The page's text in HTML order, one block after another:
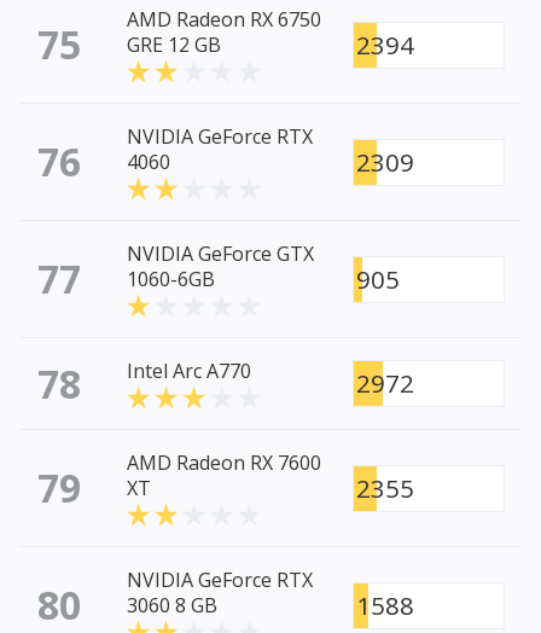
75
AMD Radeon RX 6750
GRE 12 GB
2394
76
NVIDIA GeForce RTX
4060
2309
77
NVIDIA GeForce GTX
1060-6GB
905
78 Intel Arc A770 2972
79
AMD Radeon RX 7600
XT
2355
80
NVIDIA GeForce RTX
3060 8 GB
1588